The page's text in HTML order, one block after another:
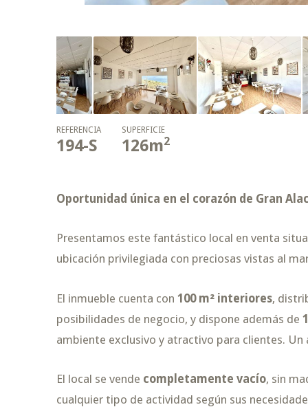
REFERENCIA
194-S
SUPERFICIE
126m2
Oportunidad única en el corazón de Gran
Presentamos este fantástico local en venta
ubicación privilegiada con preciosas vistas al
El inmueble cuenta con 100 m² interiores,
posibilidades de negocio, y dispone además de
ambiente exclusivo y atractivo para clientes.
El local se vende completamente vacío, sin
cualquier tipo de actividad según sus